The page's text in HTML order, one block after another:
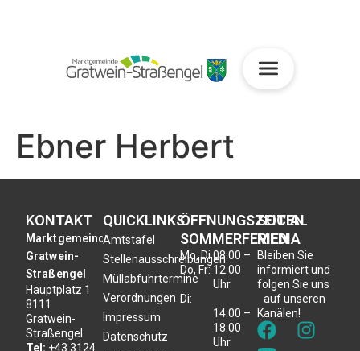
Ebner Herbert
KONTAKT
Marktgemeinde
Gratwein-
Straßengel
Hauptplatz 1
8111
Gratwein-
Straßengel
Tel: +43 3124
QUICKLINKS
Amtstafel
Stellenausschreibungen
Müllabfuhrtermine
Verordnungen
Impressum
Datenschutz
ÖFFNUNGSZEITEN
SOMMERFERIEN
Mo, Di,
Do, Fr:
Di:
08:00 –
12:00
Uhr
14:00 –
18:00
Uhr
SOCIAL
MEDIA
Bleiben Sie
informiert und
folgen Sie uns
auf unseren
Kanälen!